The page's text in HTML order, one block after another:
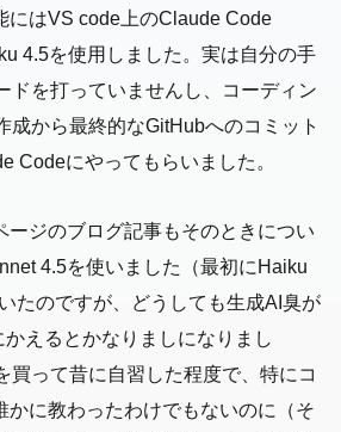
にはVS code上のClaude Code
4.5を使用しました。実は自分の手
ドを打っていませんし、コーディン
成から最終的なGitHubへのコミット
Codeにやってもらいました。
ージのブログ記事もそのときについ
4.5を使いました（最初にHaiku
たのですが、どうしても生成AI臭が
えるとかなりましになりまし
買って昔に自習した程度で、特にコ
かに教わったわけでもないのに（そ